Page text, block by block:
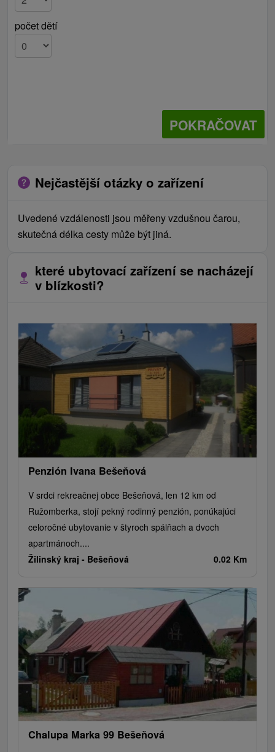
počet dětí
POKRAČOVAT
Nejčastější otázky o zařízení
Uvedené vzdálenosti jsou měřeny vzdušnou čarou,
skutečná délka cesty může být jiná.
které ubytovací zařízení se nacházejí
v blízkosti?
Penzión Ivana Bešeňová
V srdci rekreačnej obce Bešeňová, len 12 km od
Ružomberka, stojí pekný rodinný penzión, ponúkajúci
celoročné ubytovanie v štyroch spálňach a dvoch
apartmánoch....
Žilinský kraj - Bešeňová 0.02 Km
Chalupa Marka 99 Bešeňová